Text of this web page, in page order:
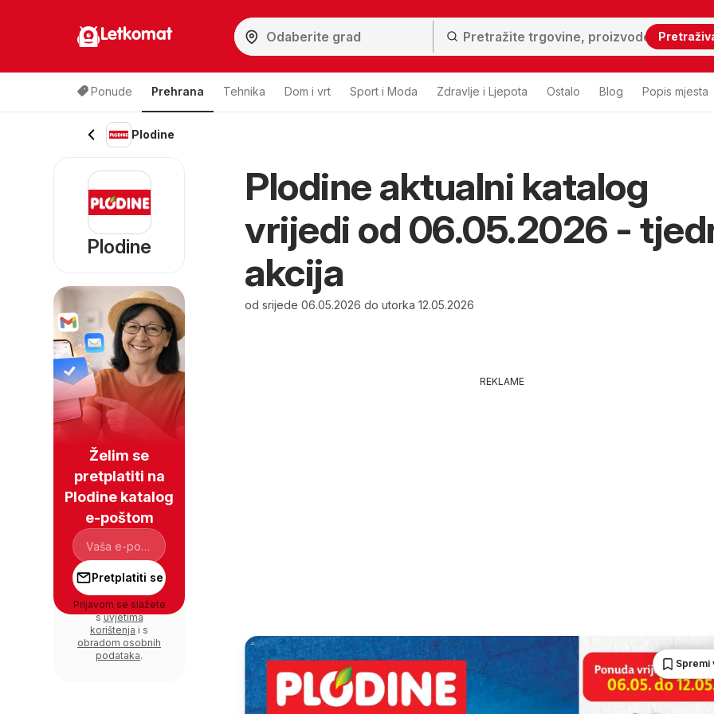
Letkomat
Ponude Prehrana Tehnika Dom i vrt Sport i Moda Zdravlje i Ljepota Ostalo Blog Popis mjesta
Plodine
Plodine aktualni katalog
vrijedi od 06.05.2026 -
akcija
od srijede 06.05.2026 do utorka 12.05.2026
REKLAME
Spremi
Plodine
Želim se
pretplatiti na
Plodine katalog
e-poštom
Pretplatiti se
Prijavom se slažete
suvjetima
korištenja i s
obradom osobnih
podataka.